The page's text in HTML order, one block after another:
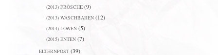
(2013) FRÖSCHE(9)
(2013) WASCHBÄREN(12)
(2014) LÖWEN(5)
(2015) ENTEN(7)
ELTERNPOST(39)